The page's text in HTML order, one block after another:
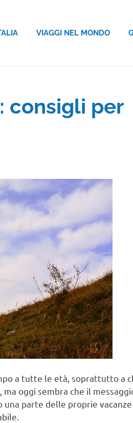
VIAGGI NEL MONDO
consigli per
a tutte le età, soprattutto a
oggi sembra che il
una parte delle proprie